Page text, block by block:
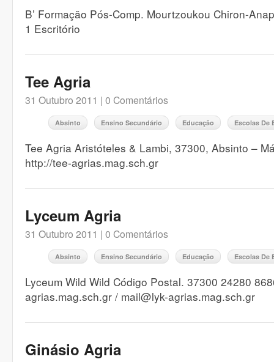
B’ Formação Pós-Comp. Mourtzoukou Chiron-
1 Escritório
Tee Agria
31 Outubro 2011 | 0 Comentários
Absinto Ensino Secundário Educação Escolas De
Tee Agria Aristóteles & Lambi, 37300, Absinto –
http://tee-agrias.mag.sch.gr
Lyceum Agria
31 Outubro 2011 | 0 Comentários
Absinto Ensino Secundário Educação Escolas De
Lyceum Wild Wild Código Postal. 37300 24280
agrias.mag.sch.gr / mail@lyk-agrias.mag.sch.gr
Ginásio Agria